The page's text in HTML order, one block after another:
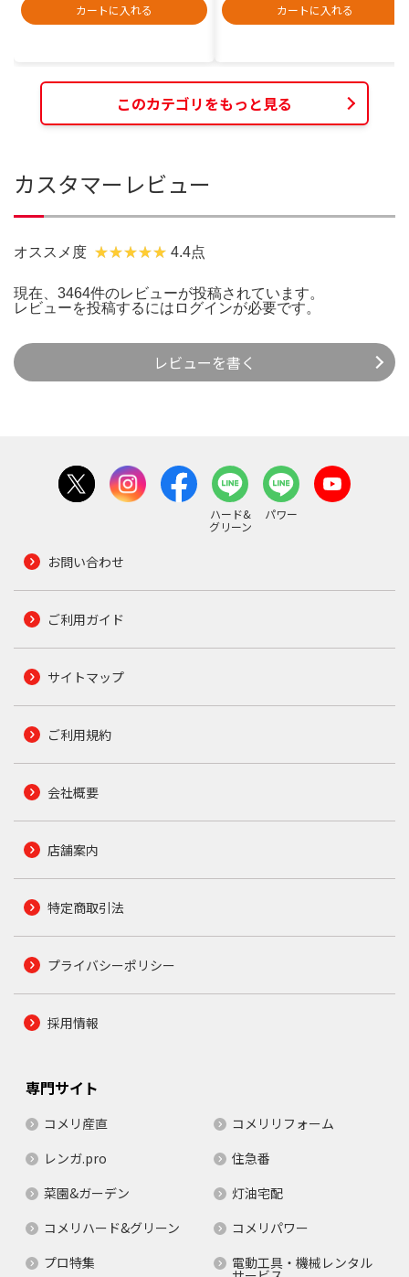
カートに入れる
カートに入れる
このカテゴリをもっと見る
カスタマーレビュー
オススメ度 4.4点
現在、3464件のレビューが投稿されています。
レビューを投稿するには ログインが必要です。
レビューを書く
ハード&
グリーン
パワー
お問い合わせ
ご利用ガイド
サイトマップ
ご利用規約
会社概要
店舗案内
特定商取引法
プライバシーポリシー
採用情報
専門サイト
コメリ産直
コメリリフォーム
レンガ.pro
住急番
菜園&ガーデン
灯油宅配
コメリハード&グリーン
コメリパワー
プロ特集
電動工具・機械レンタル